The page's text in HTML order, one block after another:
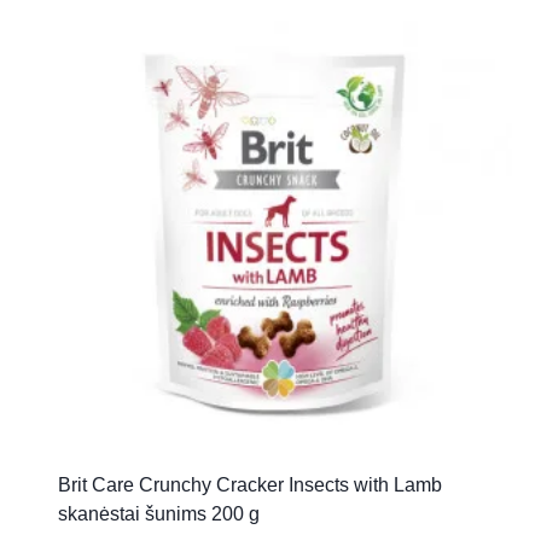
Brit Care Crunchy Cracker Insects with Lamb
skanėstai šunims 200 g